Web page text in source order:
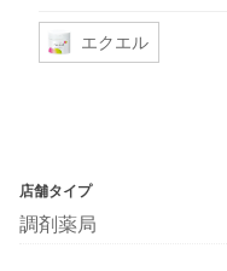
エクエル
店舗タイプ
調剤薬局